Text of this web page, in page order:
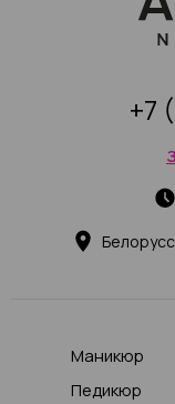
+7
Маникюр
Педикюр